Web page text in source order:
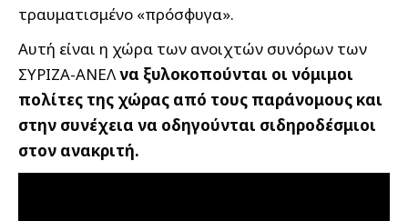
τραυματισμένο «πρόσφυγα».
Αυτή είναι η χώρα των ανοιχτών συνόρων των
ΣΥΡΙΖΑ-ΑΝΕΛνα ξυλοκοπούνται οι νόμιμοι
πολίτες της χώρας από τους παράνομους και
στην συνέχεια να οδηγούνται σιδηροδέσμιοι
στον ανακριτή.